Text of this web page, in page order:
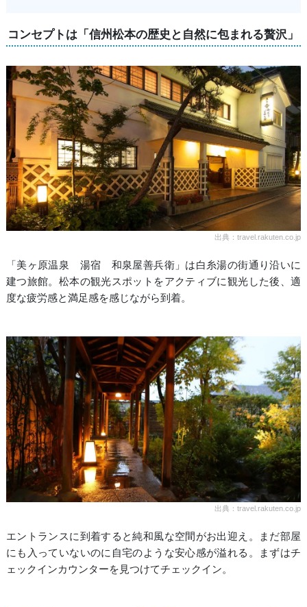
コンセプトは「信州松本の歴史と自然に包まれる贅沢」
出典：travel.rakuten.co.jp
「美ヶ原温泉 湯宿 和泉屋善兵衛」は白糸湯の街通り沿いに
建つ旅館。松本の観光スポットをアクティブに観光した後、適
度な疲労感と満足感を感じながら到着。
出典：travel.rakuten.co.jp
エントランスに到着すると純和風な空間がお出迎え。まだ部屋
にも入っていないのに自宅のような安心感が溢れる。まずはチ
ェックインカウンターを見つけてチェックイン。